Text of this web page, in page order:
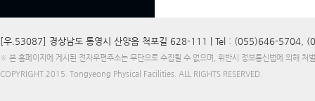
[우.53087] 경상남도 통영시 산양읍 척포길 628-111 | Tel : (055)646-5704,
※ 본 홈페이지에 게시된 전자우편주소는 무단으로 수집될 수 없으며, 위반시 정보통신법에 의해 처
COPYRIGHT 2015. Tongyeong Physical Facilities . ALL RIGHTS RESERVED.